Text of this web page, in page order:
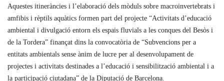
Aquestes itineràncies i l’elaboració dels mòduls sobre macroinvertebrats i
amfibis i rèptils aquàtics formen part del projecte “Activitats d’educació
ambiental i divulgació entorn els espais fluvials a les conques del Besòs i
de la Tordera” finançat dins la convocatòria de “Subvencions per a
entitats ambientals sense ànim de lucre per al desenvolupament de
projectes i activitats destinades a l’educació i sensibilització ambiental i a
la participació ciutadana” de la Diputació de Barcelona.